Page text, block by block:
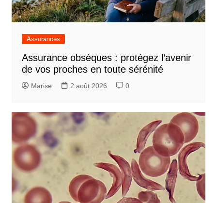
Assurances
Assurance obsèques : protégez l’avenir
de vos proches en toute sérénité
Marise 2 août 2026 0